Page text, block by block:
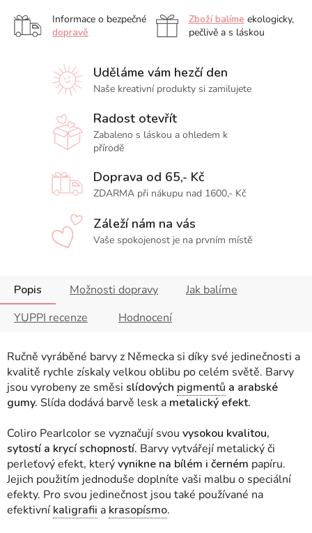
Informace o bezpečné
dopravě
Zboží balíme ekologicky,
pečlivě a s láskou
Uděláme vám hezčí den
Naše kreativní produkty si zamilujete
Radost otevřít
Zabaleno s láskou a ohledem k
přírodě
Doprava od 65,- Kč
ZDARMA při nákupu nad 1600,- Kč
Záleží nám na vás
Vaše spokojenost je na prvním místě
Popis Možnosti dopravy
Jak balíme
YUPPI recenze
Hodnocení
Ručně vyráběné barvy z Německa si díky své jedinečnosti a
kvalitě rychle získaly velkou oblibu po celém světě. Barvy
jsou vyrobeny ze směsi slídových pigmentů a arabské
gumy. Slída dodává barvě lesk a metalický efekt.
Coliro Pearlcolor se vyznačují svou vysokou kvalitou,
sytostí a krycí schopností. Barvy vytvářejí metalický či
perleťový efekt, kterývynikne na bílém i černém papíru.
Jejich použitím jednoduše doplníte vaši malbu o speciální
efekty. Pro svou jedinečnost jsou také používané na
efektivní kaligrafii a krasopísmo.